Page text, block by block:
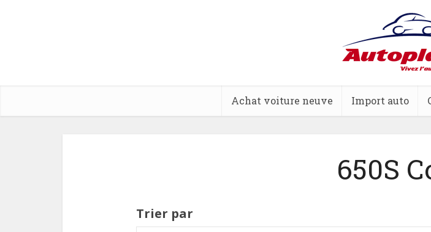
Achat voiture neuve Import auto
650S
Trier par